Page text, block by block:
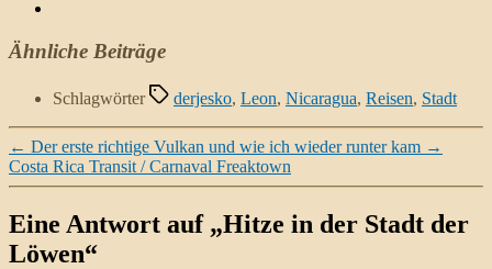
Ähnliche Beiträge
Schlagwörter derjesko, Leon, Nicaragua, Reisen, Stadt
← Der erste richtige Vulkan und wie ich wieder runter kam →
Costa Rica Transit / Carnaval Freaktown
Eine Antwort auf „Hitze in der Stadt der
Löwen“